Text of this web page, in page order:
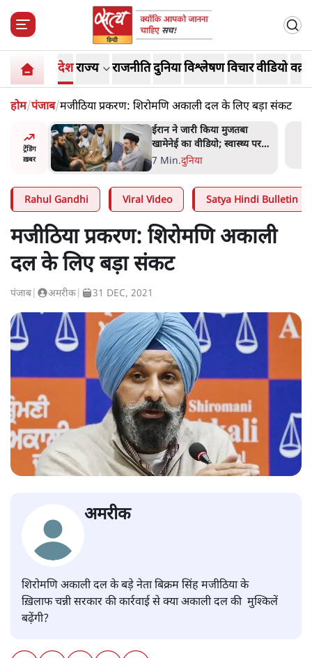
देशराज्य राजनीतिदुनियाविश्लेषणविचारवीडियो
होम/पंजाब/मजीठिया प्रकरण: शिरोमणि अकाली दल के लिए बड़ा संकट
ट्रेंडिंग
ख़बर
आए हैं
ईरान ने जारी किया मुजतबा
खामेनेई का वीडियो; स्वास्थ्य पर
इसराइली मीडिया में चल रही थीं
7 Min.दुनिया
Rahul Gandhi Viral Video Satya Hindi Bulletin
मजीठिया प्रकरण: शिरोमणि अकाली
दल के लिए बड़ा संकट
पंजाब अमरीक 31 DEC, 2021
अमरीक
शिरोमणि अकाली दल के बड़े नेता बिक्रम सिंह मजीठिया के
ख़िलाफ चन्नी सरकार की कार्रवाई से क्या अकाली दल की मुश्किलें
बढ़ेंगी?